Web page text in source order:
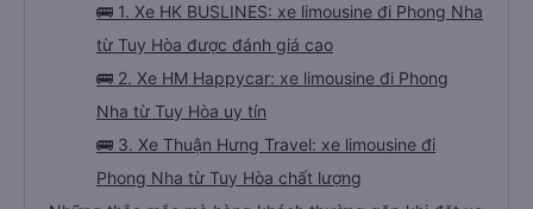
🚌 1. Xe HK BUSLINES: xe limousine đi Phong Nha
từ Tuy Hòa được đánh giá cao
🚌 2. Xe HM Happycar: xe limousine đi Phong
Nha từ Tuy Hòa uy tín
🚌 3. Xe Thuận Hưng Travel: xe limousine đi
Phong Nha từ Tuy Hòa chất lượng